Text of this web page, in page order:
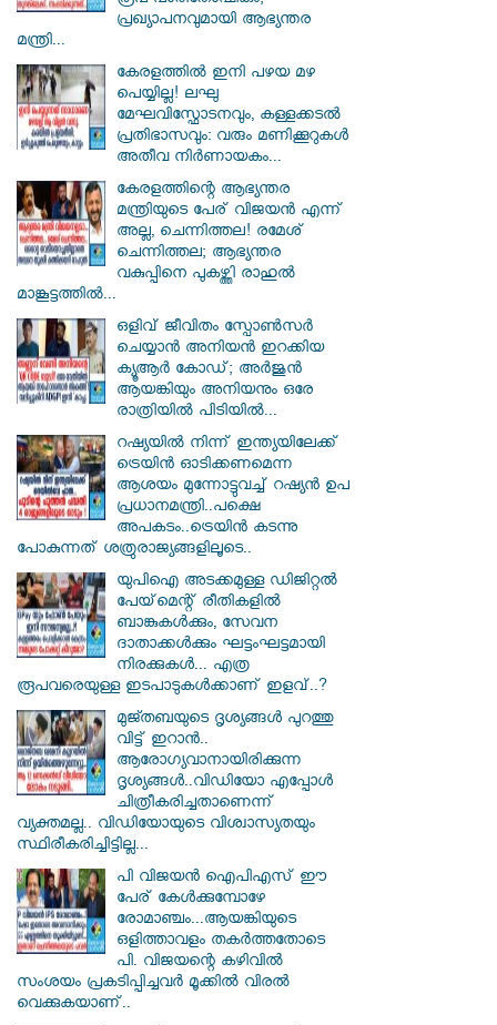
പ്രഖ്യാപനവുമായി ആഭ്യന്തര
മന്ത്രി...
കേരളത്തിൽ ഇനി പഴയ മഴ
പെയ്യില്ല! ലഘു
മേഘവിസ്ഫോടനവും, കള്ളക്കടൽ
പ്രതിഭാസവും: വരും മണിക്കൂറുകൾ
അതീവ നിർണായകം...
കേരളത്തിന്റെ ആഭ്യന്തര
മന്ത്രിയുടെ പേര് വിജയൻ എന്ന്
അല്ല, ചെന്നിത്തല! രമേശ്
ചെന്നിത്തല; ആഭ്യന്തര
വകുപ്പിനെ പുകഴ്ത്തി രാഹുൽ
മാങ്കൂട്ടത്തിൽ...
ഒളിവ് ജീവിതം സ്പോൺസർ
ചെയ്യാൻ അനിയൻ ഇറക്കിയ
ക്യൂആർ കോഡ്; അർജുൻ
ആയങ്കിയും അനിയനും ഒരേ
രാത്രിയിൽ പിടിയിൽ...
റഷ്യയിൽ നിന്ന് ഇന്ത്യയിലേക്ക്
ട്രെയിൻ ഓടിക്കണമെന്ന
ആശയം മുന്നോട്ടുവച്ച് റഷ്യൻ ഉപ
പ്രധാനമന്ത്രി..പക്ഷെ
അപകടം..ട്രെയിൻ കടന്നു
പോകുന്നത് ശത്രുരാജ്യങ്ങളിലൂടെ..
യുപിഐ അടക്കമുള്ള ഡിജിറ്റല്‍
പേയ്‌മെന്റ് രീതികളില്‍
ബാങ്കുകള്‍ക്കും, സേവന
ദാതാക്കള്‍ക്കും ഘട്ടംഘട്ടമായി
നിരക്കുകള്‍... എത്ര
രൂപവരെയുള്ള ഇടപാടുകള്‍ക്കാണ് ഇളവ്..?
മുജ്തബയുടെ ദൃശ്യങ്ങൾ പുറത്തു
വിട്ട് ഇറാൻ..
ആരോഗ്യവാനായിരിക്കുന്ന
ദൃശ്യങ്ങൾ..വിഡിയോ എപ്പോൾ
ചിത്രീകരിച്ചതാണെന്ന്
വ്യക്തമല്ല.. വിഡിയോയുടെ വിശ്വാസ്യതയും
സ്ഥിരീകരിച്ചിട്ടില്ല...
പി വിജയന്‍ ഐപിഎസ് ഈ
പേര് കേൾക്കുമ്പോഴേ
രോമാഞ്ചം...ആയങ്കിയുടെ
ഒളിത്താവളം തകര്‍ത്തതോടെ
പി. വിജയന്റെ കഴിവില്‍
സംശയം പ്രകടിപ്പിച്ചവര്‍ മൂക്കില്‍ വിരല്‍
വെക്കുകയാണ്..